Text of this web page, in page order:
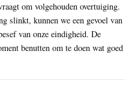
om volgehouden overtuiging.
slinkt, kunnen we een gevoel van
van onze eindigheid. De
benutten om te doen wat goed